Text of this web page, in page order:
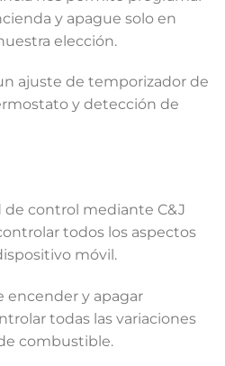
y apague solo en
elección.
ajuste de temporizador de
y detección de
de control mediante C&J
todos los aspectos
móvil.
encender y apagar
todas las variaciones
combustible.